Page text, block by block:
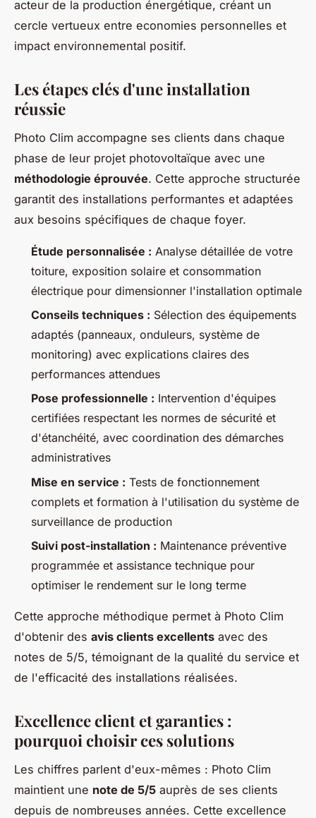
acteur de la production énergétique, créant un
cercle vertueux entre economies personnelles et
impact environnemental positif.
Les étapes clés d'une installation
réussie
Photo Clim accompagne ses clients dans chaque
phase de leur projet photovoltaïque avec une
méthodologie éprouvée. Cette approche structurée
garantit des installations performantes et adaptées
aux besoins spécifiques de chaque foyer.
Étude personnalisée : Analyse détaillée de votre
toiture, exposition solaire et consommation
électrique pour dimensionner l'installation optimale
Conseils techniques : Sélection des équipements
adaptés (panneaux, onduleurs, système de
monitoring) avec explications claires des
performances attendues
Pose professionnelle : Intervention d'équipes
certifiées respectant les normes de sécurité et
d'étanchéité, avec coordination des démarches
administratives
Mise en service : Tests de fonctionnement
complets et formation à l'utilisation du système de
surveillance de production
Suivi post-installation : Maintenance préventive
programmée et assistance technique pour
optimiser le rendement sur le long terme
Cette approche méthodique permet à Photo Clim
d'obtenir des avis clients excellents avec des
notes de 5/5, témoignant de la qualité du service et
de l'efficacité des installations réalisées.
Excellence client et garanties :
pourquoi choisir ces solutions
Les chiffres parlent d'eux-mêmes : Photo Clim
maintient une note de 5/5 auprès de ses clients
depuis de nombreuses années. Cette excellence